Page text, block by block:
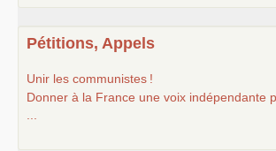
Pétitions, Appels
Unir les communistes !
Donner à la France une voix indépendante